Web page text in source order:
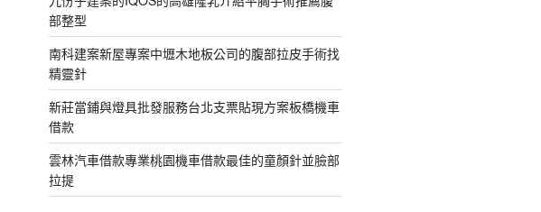
部整型
南科建案新屋專案中壢木地板公司的腹部拉皮手術找
精靈針
新莊當鋪與燈具批發服務台北支票貼現方案板橋機車
借款
雲林汽車借款專業桃園機車借款最佳的童顏針並臉部
拉提